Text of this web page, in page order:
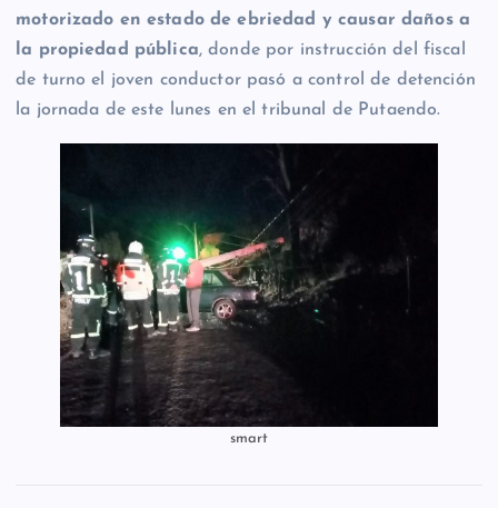
motorizado en estado de ebriedad y causar daños a
la propiedad pública, donde por instrucción del fiscal
de turno el joven conductor pasó a control de detención
la jornada de este lunes en el tribunal de Putaendo.
smart